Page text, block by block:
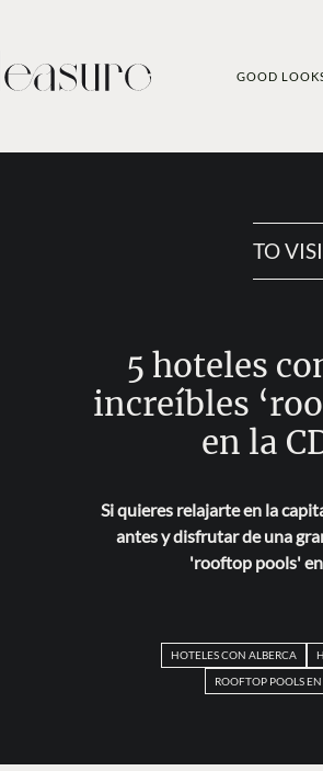
GOOD
TO
5 hoteles
increíbles
en la
Si quieres relajarte en la
antes y disfrutar de una
'rooftop pools'
HOTELES CON ALBERCA
ROOFTOP POOLS